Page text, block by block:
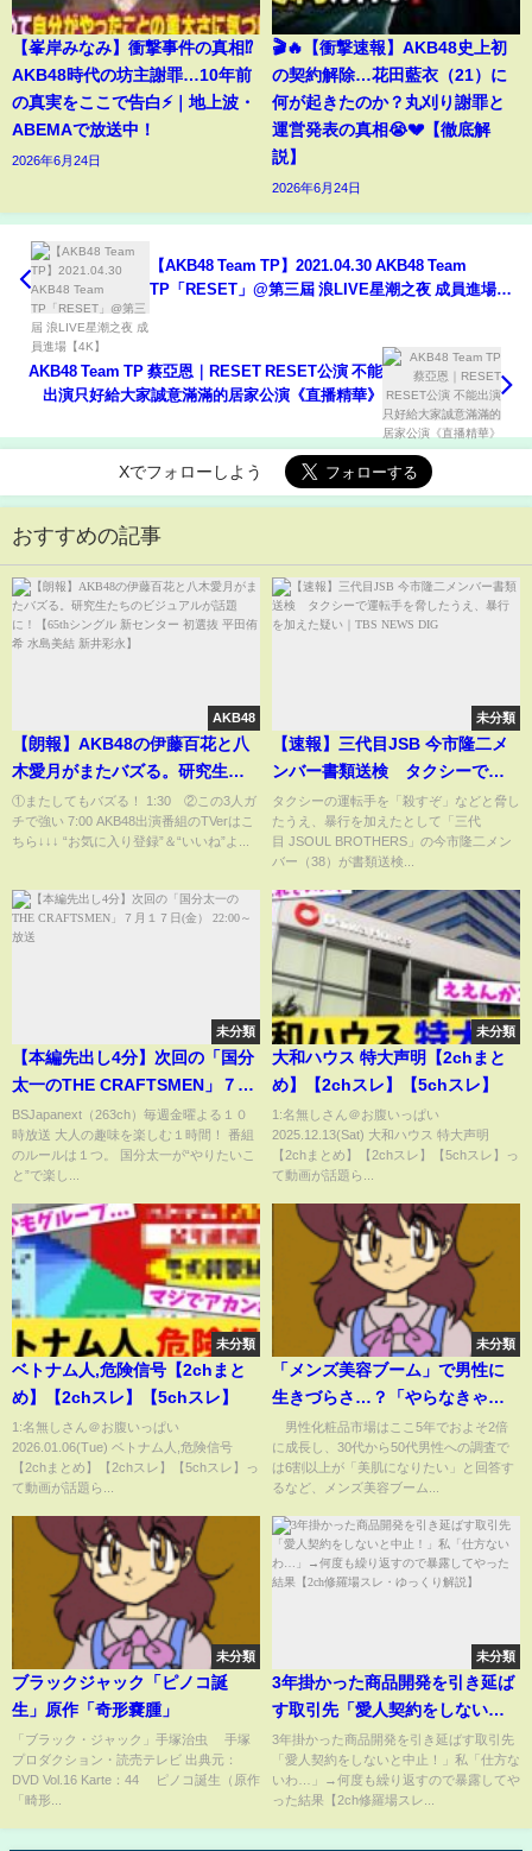
【峯岸みなみ】衝撃事件の真相⁉️
AKB48時代の坊主謝罪…10年前
の真実をここで告白⚡️｜地上波・
ABEMAで放送中！
2026年6月24日
🎬🔥【衝撃速報】AKB48史上初
の契約解除…花田藍衣（21）に
何が起きたのか？丸刈り謝罪と
運営発表の真相😭💔【徹底解
説】
2026年6月24日
【AKB48 Team TP】2021.04.30 AKB48 Team
TP「RESET」@第三屆 浪LIVE星潮之夜 成員進場
AKB48 Team TP 蔡亞恩｜RESET RESET公演 不能
出演只好給大家誠意滿滿的居家公演《直播精華》
Xでフォローしよう
おすすめの記事
AKB48
【朗報】AKB48の伊藤百花と八
木愛月がまたバズる。研究生た
ちのビジュアルが話題に！
【65thシングル 新センター 初選
抜 平田侑希 水島美結 新井彩永】
①またしてもバズる！ 1:30 ②この3人ガ
チで強い 7:00 AKB48出演番組のTVerはこ
ちら↓↓↓ “お気に入り登録”＆“いいね”よ...
未分類
【速報】三代目JSB 今市隆二メ
ンバー書類送検 タクシーで運
転手を脅したうえ、暴行を加え
た疑い｜TBS NEWS DIG
タクシーの運転手を「殺すぞ」などと脅し
たうえ、暴行を加えたとして「三代
目 JSOUL BROTHERS」の今市隆二メン
バー（38）が書類送検...
未分類
【本編先出し4分】次回の「国分
太一のTHE CRAFTSMEN」７月
１７日(金） 22:00～放送
BSJapanext（263ch）毎週金曜よる１０
時放送 大人の趣味を楽しむ１時間！ 番組
のルールは１つ。 国分太一が“やりたいこ
と”で楽し...
未分類
大和ハウス 特大声明【2chまと
め】【2chスレ】【5chスレ】
1:名無しさん＠お腹いっぱい
2025.12.13(Sat) 大和ハウス 特大声明
【2chまとめ】【2chスレ】【5chスレ】っ
て動画が話題ら...
未分類
ベトナム人,危険信号【2chまと
め】【2chスレ】【5chスレ】
1:名無しさん＠お腹いっぱい
2026.01.06(Tue) ベトナム人,危険信号
【2chまとめ】【2chスレ】【5chスレ】っ
て動画が話題ら...
未分類
「メンズ美容ブーム」で男性に
生きづらさ…？「やらなきゃい
けないのか」「半ば義務」パー
カー、ハーフパンツでも話題と
なる“おじさんへのルッキズ
男性化粧品市場はここ5年でおよそ2倍
に成長し、30代から50代男性への調査で
は6割以上が「美肌になりたい」と回答す
るなど、メンズ美容ブーム...
未分類
ブラックジャック「ピノコ誕
生」原作「奇形嚢腫」
「ブラック・ジャック」手塚治虫 ©手塚
プロダクション・読売テレビ 出典元：
DVD Vol.16 Karte：44 ピノコ誕生（原作
「畸形...
未分類
3年掛かった商品開発を引き延ば
す取引先「愛人契約をしないと
中止！」私「仕方ないわ…」→
何度も繰り返すので暴露してや
った結果【2ch修羅場スレ・ゆっ
3年掛かった商品開発を引き延ばす取引先
「愛人契約をしないと中止！」私「仕方な
いわ…」→何度も繰り返すので暴露してや
った結果【2ch修羅場スレ...